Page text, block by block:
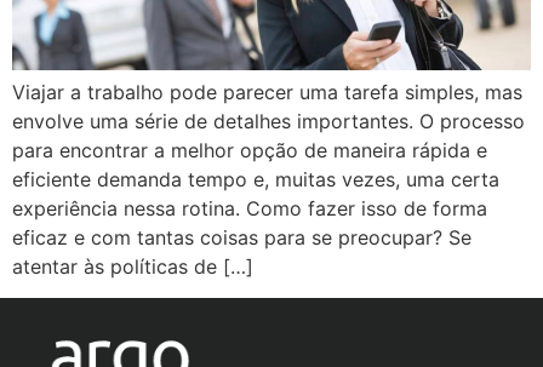
Viajar a trabalho pode parecer uma tarefa simples, mas
envolve uma série de detalhes importantes. O processo
para encontrar a melhor opção de maneira rápida e
eficiente demanda tempo e, muitas vezes, uma certa
experiência nessa rotina. Como fazer isso de forma
eficaz e com tantas coisas para se preocupar? Se
atentar às políticas de […]